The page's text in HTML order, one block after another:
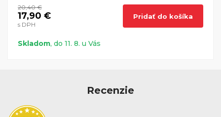
20,40 €
17,90 €
s DPH
Pridať do košíka
Skladom, do 11. 8. u Vás
Recenzie